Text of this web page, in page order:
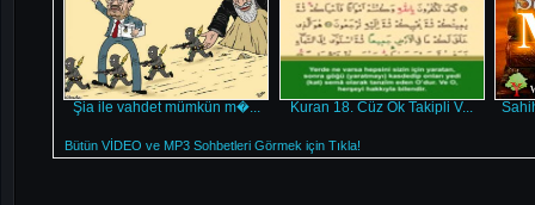
Şia ile vahdet mümkün m�... Kuran 18. Cüz Ok Takipli V...
Bütün VİDEO ve MP3 Sohbetleri Görmek için Tıkla!